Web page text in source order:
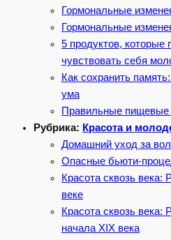
Гормональные
Гормональные
5 продуктов,
чувствовать себя
Как сохранить
ума
Правильные пищевые
Рубрика: Красота и
Домашний уход за
Опасные бьюти-
Красота сквозь века:
веке
Красота сквозь века:
начала XIX века